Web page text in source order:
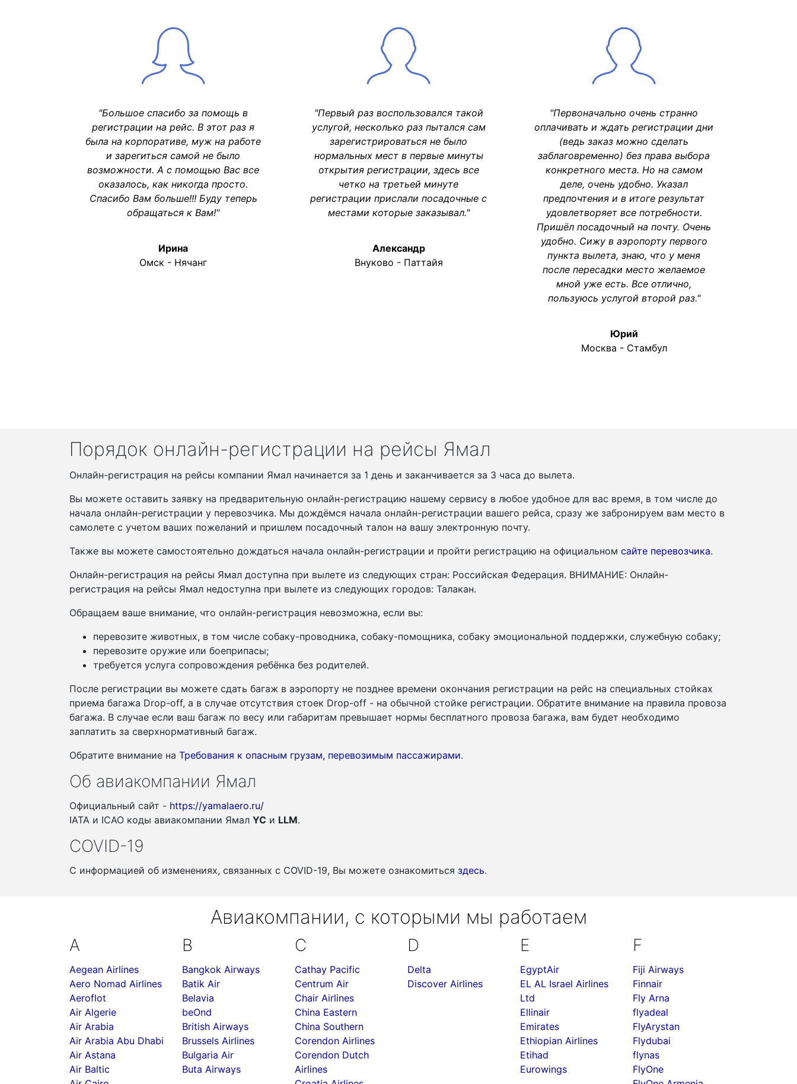
"Большое спасибо за помощь в
регистрации на рейс. В этот раз я
была на корпоративе, муж на работе
и зарегиться самой не было
возможности. А с помощью Вас все
оказалось, как никогда просто.
Спасибо Вам больше!!! Буду теперь
обращаться к Вам!"
Ирина
Омск - Нячанг
"Первый раз воспользовался такой
услугой, несколько раз пытался сам
зарегистрироваться не было
нормальных мест в первые минуты
открытия регистрации, здесь все
четко на третьей минуте
регистрации прислали посадочные с
местами которые заказывал."
Александр
Внуково - Паттайя
"Первоначально очень странно
оплачивать и ждать регистрации дни
(ведь заказ можно сделать
заблаговременно) без права выбора
конкретного места. Но на самом
деле, очень удобно. Указал
предпочтения и в итоге результат
удовлетворяет все потребности.
Пришёл посадочный на почту. Очень
удобно. Сижу в аэропорту первого
пункта вылета, знаю, что у меня
после пересадки место желаемое
мной уже есть. Все отлично,
пользуюсь услугой второй раз."
Юрий
Москва - Стамбул
Порядок онлайн-регистрации на рейсы Ямал
Онлайн-регистрация на рейсы компании Ямал начинается за 1 день и заканчивается за 3 часа до вылета.
Вы можете оставить заявку на предварительную онлайн-регистрацию нашему сервису в любое удобное для вас время, в том числе до
начала онлайн-регистрации у перевозчика. Мы дождёмся начала онлайн-регистрации вашего рейса, сразу же забронируем вам место в
самолете с учетом ваших пожеланий и пришлем посадочный талон на вашу электронную почту.
Также вы можете самостоятельно дождаться начала онлайн-регистрации и пройти регистрацию на официальном сайте перевозчика.
Онлайн-регистрация на рейсы Ямал доступна при вылете из следующих стран: Российская Федерация. ВНИМАНИЕ: Онлайн-
регистрация на рейсы Ямал недоступна при вылете из следующих городов: Талакан.
Обращаем ваше внимание, что онлайн-регистрация невозможна, если вы:
перевозите животных, в том числе собаку-проводника, собаку-помощника, собаку эмоциональной поддержки, служебную собаку;
перевозите оружие или боеприпасы;
требуется услуга сопровождения ребёнка без родителей.
После регистрации вы можете сдать багаж в аэропорту не позднее времени окончания регистрации на рейс на специальных стойках
приема багажа Drop-off, а в случае отсутствия стоек Drop-off - на обычной стойке регистрации. Обратите внимание на правила провоза
багажа. В случае если ваш багаж по весу или габаритам превышает нормы бесплатного провоза багажа, вам будет необходимо
заплатить за сверхнормативный багаж.
Обратите внимание на Требования к опасным грузам, перевозимым пассажирами.
Об авиакомпании Ямал
Официальный сайт - https://yamalaero.ru/
IATA и ICAO коды авиакомпании Ямал YC и LLM.
COVID-19
С информацией об изменениях, связанных c COVID-19, Вы можете ознакомиться здесь.
Авиакомпании, с которыми мы работаем
A
Aegean Airlines
Aero Nomad Airlines
Aeroflot
Air Algerie
Air Arabia
Air Arabia Abu Dhabi
Air Astana
Air Baltic
B
Bangkok Airways
Batik Air
Belavia
beOnd
British Airways
Brussels Airlines
Bulgaria Air
Buta Airways
C
Cathay Pacific
Centrum Air
Chair Airlines
China Eastern
China Southern
Corendon Airlines
Corendon Dutch
Airlines
D
Delta
Discover Airlines
E
EgyptAir
EL AL Israel Airlines
Ltd
Ellinair
Emirates
Ethiopian Airlines
Etihad
Eurowings
F
Fiji Airways
Finnair
Fly Arna
flyadeal
FlyArystan
Flydubai
flynas
FlyOne